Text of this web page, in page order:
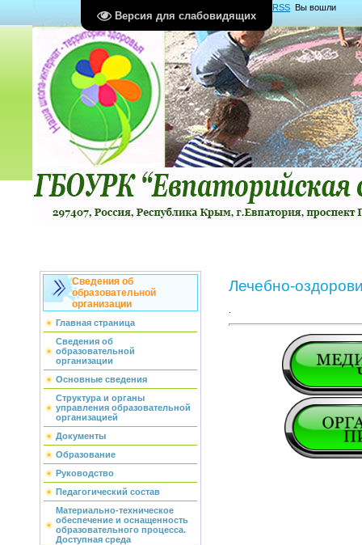
Версия для слабовидящих
RSS Вы вошли
какГость Группа "Гости"
Сведения об
образовательной
организации
Главная страница
Сведения об
образовательной
организации
Основные сведения
Структура и органы
управления образовательной
организацией
Документы
Образование
Руководство
Педагогический состав
Материально-техническое
обеспечение и оснащенность
образовательного процесса.
Доступная среда
Лечебно-